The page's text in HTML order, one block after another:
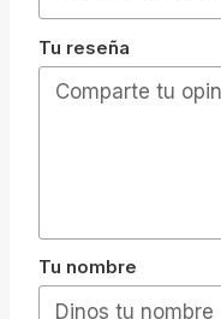
Tu reseña
Tu nombre